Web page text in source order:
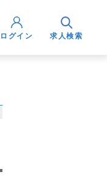
ログイン 求人検索